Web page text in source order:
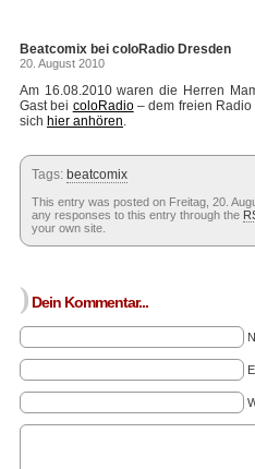
Beatcomix bei coloRadio Dresden
20. August 2010
Am 16.08.2010 waren die Herren
Gast bei coloRadio– dem freien Radio
sich hier anhören.
Tags: beatcomix
This entry was posted on Freitag, 20.
any responses to this entry through the
your own site.
) Dein Kommentar...